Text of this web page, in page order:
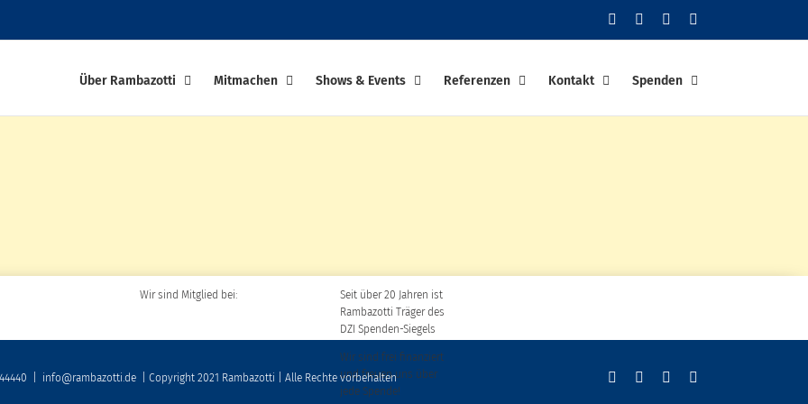
FacebookYouTubeInstagram
Über Rambazotti Mitmachen Shows & Events Referenzen Kontakt Spenden
Wir sind Mitglied bei:
Seit über 20 Jahren ist
Rambazotti Träger des
DZI Spenden-Siegels
Wir sind frei finanziert
und freuen uns über
jede Spende!
info@rambazotti.de | Copyright 2021 Rambazotti | Alle Rechte vorbehalten